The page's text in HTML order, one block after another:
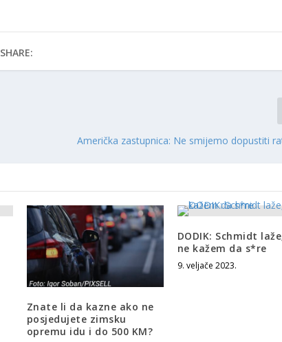
SHARE:
Američka zastupnica: Ne smijemo dopustiti
Znate li da kazne ako ne
posjedujete zimsku
opremu idu i do 500 KM?
DODIK: Schmidt
ne kažem da s*re
9. veljače 2023.